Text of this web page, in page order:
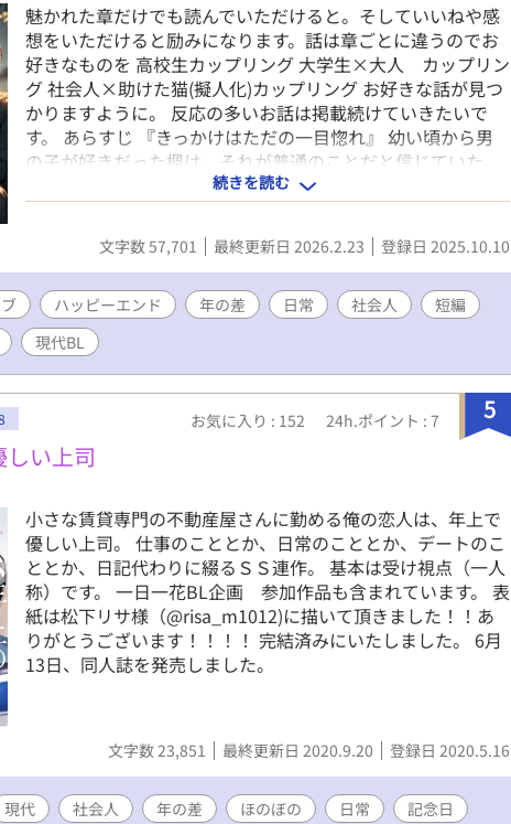
魅かれた章だけでも読んでいただけると。そしていいねや感
想をいただけると励みになります。話は章ごとに違うのでお
好きなものを 高校生カップリング 大学生×大人 カップリン
グ 社会人×助けた猫(擬人化)カップリング お好きな話が見つ
かりますように。 反応の多いお話は掲載続けていきたいで
す。 あらすじ 『きっかけはただの一目惚れ』 幼い頃から男
の子が好きだった楓は、それが普通のことだと信じていた。
しかし、田舎では同性愛が存在しないものとして扱われる現
実を知る。 好きになった人と結ばれることはないと諦め、孤
独を抱えながら生きていた。 高校では、友人の拓哉に誘われ
弓道部に入部する。 ある日、新入生の見学期間に真面目で地
に惹かれる自分を意識しながらも、ゲイであることを悟られ
まいと距離を取る。 しかし、晴人は楓が自分を避けているこ
とを気にし、ついには「先輩って……ゲイですか？」と問い
かける。動揺する楓だったが、晴人は偶然にも掲示板で楓を
見かけていた……。 『ラストクリスマス』ディストピア世界
の2人の恋。 ――サンタクロースのライトが灯る夜。 記念日
を祝う静かな部屋で、アベルとカインは確かに「幸せ」を抱
きしめていた。 けれどその光の裏で、社会は密かに変わりは
ると「ランダムに国家代表に選ばれる」制度――INC計画。
それは平等をうたった、新しい”徴兵”だった。 恋人を守りた
い。未来を奪われたくない。 だけど、「多様性を守る国」で
生きるふたりには、それすらも声を上げにくい。 正しさの影
に潜む、名もなき不安と静かな抵抗。 これは、ただ静かに誰
かを想い続けるだけの、ささやかな愛の物語。 だけどそれ
は、世界に抗うほどの勇気だった。
続きを読む
文字数 57,701 最終更新日 2026.2.23 登録日 2025.10.10
ハッピーエンド 年の差 日常 社会人
短編
現代BL
5
お気に入り : 152 24h.ポイント : 7
い上司
小さな賃貸専門の不動産屋さんに勤める俺の恋人は、年上で
優しい上司。 仕事のこととか、日常のこととか、デートのこ
ととか、日記代わりに綴るＳＳ連作。 基本は受け視点（一人
称）です。 一日一花BL企画 参加作品も含まれています。 表
紙は松下リサ様（@risa_m1012)に描いて頂きました！！あ
りがとうございます！！！！ 完結済みにいたしました。 6月
13日、同人誌を発売しました。
文字数 23,851 最終更新日 2020.9.20 登録日 2020.5.16
現代 社会人 年の差 ほのぼの 日常
記念日